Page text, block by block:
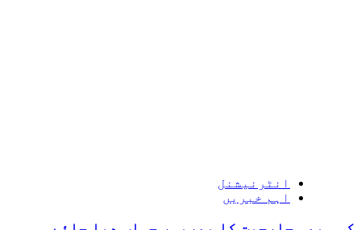
انٹرنیشنل
اہم خبریں